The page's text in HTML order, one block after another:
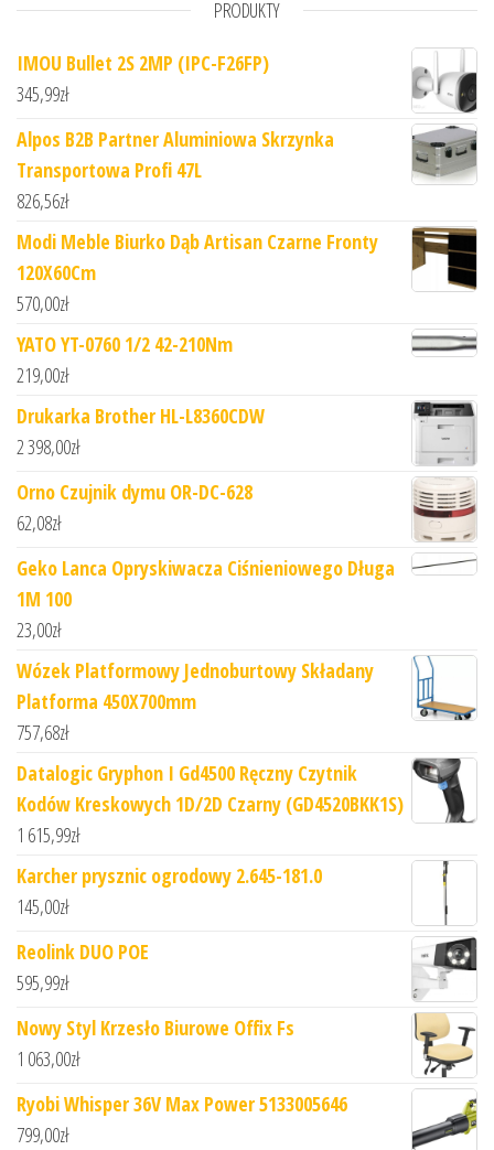
PRODUKTY
IMOU Bullet 2S 2MP (IPC-F26FP)
345,99zł
Alpos B2B Partner Aluminiowa Skrzynka
Transportowa Profi 47L
826,56zł
Modi Meble Biurko Dąb Artisan Czarne Fronty
120X60Cm
570,00zł
YATO YT-0760 1/2 42-210Nm
219,00zł
Drukarka Brother HL-L8360CDW
2 398,00zł
Orno Czujnik dymu OR-DC-628
62,08zł
Geko Lanca Opryskiwacza Ciśnieniowego Długa
1M 100
23,00zł
Wózek Platformowy Jednoburtowy Składany
Platforma 450X700mm
757,68zł
Datalogic Gryphon I Gd4500 Ręczny Czytnik
Kodów Kreskowych 1D/2D Czarny (GD4520BKK1S)
1 615,99zł
Karcher prysznic ogrodowy 2.645-181.0
145,00zł
Reolink DUO POE
595,99zł
Nowy Styl Krzesło Biurowe Offix Fs
1 063,00zł
Ryobi Whisper 36V Max Power 5133005646
799,00zł